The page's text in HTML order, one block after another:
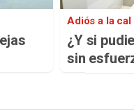
Adiós a la cal
¿Y si
sin